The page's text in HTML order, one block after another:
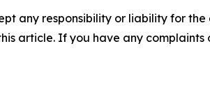
any responsibility or liability for
article. If you have any complaints